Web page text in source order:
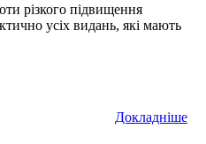
різкого підвищення
усіх видань, які мають
Докладнiше